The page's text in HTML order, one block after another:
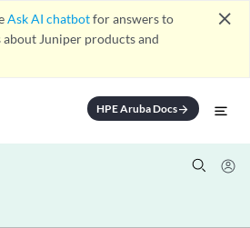
Ask AI chatbotfor answers to
Juniper products and
close
HPE Aruba Docsarrow_forward